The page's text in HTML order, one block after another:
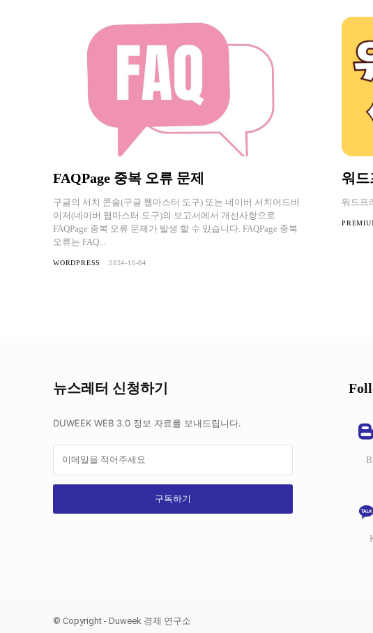
FAQPage 중복 오류 문제
구글의 서치 콘솔(구글 웹마스터 도구) 또는 네이버 서치어드바
이저(네이버 웹마스터 도구)의 보고서에서 개선사항으로
FAQPage 중복 오류 문제가 발생 할 수 있습니다. FAQPage 중복
오류는 FAQ...
WORDPRESS 2024-10-04
워드
워드프
뉴스레터 신청하기
DUWEEK WEB 3.0 정보 자료를 보내드립니다.
구독하기
© Copyright - Duweek 경제 연구소